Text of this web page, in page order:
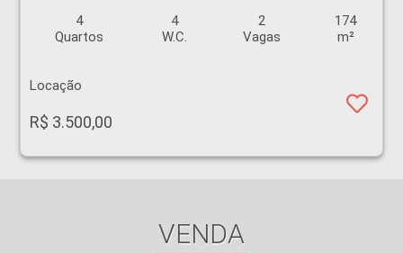
4
Quartos
4
W.C.
2
Vagas
174
m²
Locação
R$ 3.500,00
VENDA